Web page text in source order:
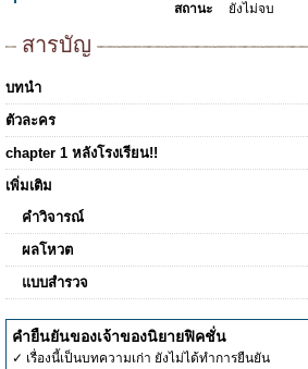
สถานะ
ยังไม่จบ
สารบัญ
บทนำ
ตัวละคร
chapter 1 หลังโรงเรียน!!
เพิ่มเติม
คำวิจารณ์
ผลโหวต
แบบสำรวจ
คำยืนยันของเจ้าของนิยายฟิคชั่น
✓ เรื่องนี้เป็นบทความเก่า ยังไม่ได้ทำการยืนยัน